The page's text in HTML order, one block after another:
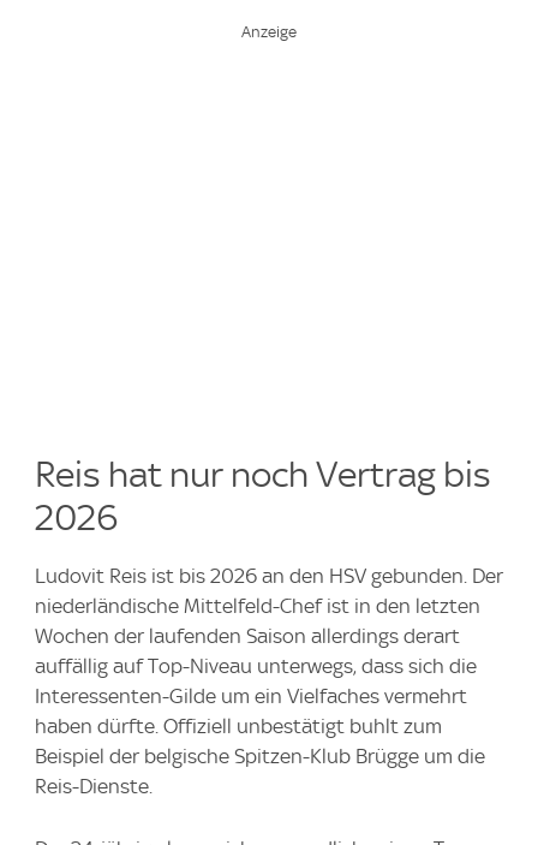
Reis hat nur noch Vertrag bis
2026
Ludovit Reis ist bis 2026 an den HSV gebunden. Der
niederländische Mittelfeld-Chef ist in den letzten
Wochen der laufenden Saison allerdings derart
auffällig auf Top-Niveau unterwegs, dass sich die
Interessenten-Gilde um ein Vielfaches vermehrt
haben dürfte. Offiziell unbestätigt buhlt zum
Beispiel der belgische Spitzen-Klub Brügge um die
Reis-Dienste.